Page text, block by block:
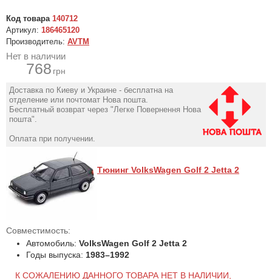
Код товара 140712
Артикул: 186465120
Производитель: AVTM
Нет в наличии
768 грн
Доставка по Киеву и Украине - бесплатна на
отделение или почтомат Нова пошта.
Бесплатный возврат через "Легке Повернення Нова
пошта".
Оплата при получении.
Тюнинг VolksWagen Golf 2 Jetta 2
Совместимость:
Автомобиль: VolksWagen Golf 2 Jetta 2
Годы выпуска: 1983–1992
К СОЖАЛЕНИЮ ДАННОГО ТОВАРА НЕТ В НАЛИЧИИ,